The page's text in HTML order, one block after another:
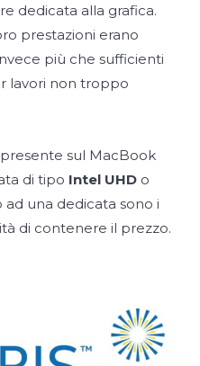
dedicata alla grafica.
prestazioni erano
più che sufficienti
lavori non troppo
sul MacBook
di tipo Intel UHD o
ad una dedicata sono i
di contenere il prezzo.